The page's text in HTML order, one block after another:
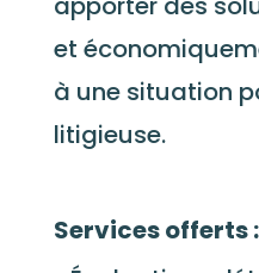
et
à une situation
litigieuse.
Services offerts :